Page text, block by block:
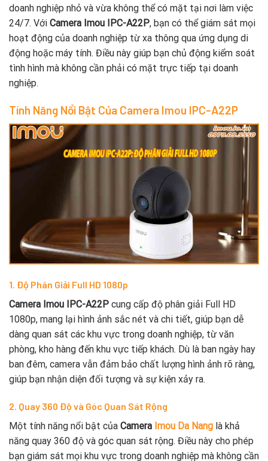
doanh nghiệp nhỏ và vừa không thể có mặt tại nơi làm việc
24/7. Với Camera Imou IPC-A22P, bạn có thể giám sát mọi
hoạt động của doanh nghiệp từ xa thông qua ứng dụng di
động hoặc máy tính. Điều này giúp bạn chủ động kiểm soát
tình hình mà không cần phải có mặt trực tiếp tại doanh
nghiệp.
Tính Năng Nổi Bật Của Camera Imou IPC-A22P
1. Độ Phân Giải Full HD 1080p
Camera Imou IPC-A22P cung cấp độ phân giải Full HD
1080p, mang lại hình ảnh sắc nét và chi tiết, giúp bạn dễ
dàng quan sát các khu vực trong doanh nghiệp, từ văn
phòng, kho hàng đến khu vực tiếp khách. Dù là ban ngày hay
ban đêm, camera vẫn đảm bảo chất lượng hình ảnh rõ ràng,
giúp bạn nhận diện đối tượng và sự kiện xảy ra.
2. Quay 360 Độ và Góc Quan Sát Rộng
Một tính năng nổi bật của Camera Imou Da Nang là khả
năng quay 360 độ và góc quan sát rộng. Điều này cho phép
bạn giám sát mọi khu vực trong doanh nghiệp mà không cần